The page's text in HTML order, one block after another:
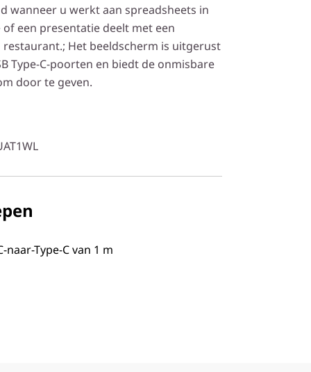
wanneer u werkt aan spreadsheets in
een presentatie deelt met een
Het beeldscherm is uitgerust
Type-C-poorten en biedt de onmisbare
door te geven.
naar-Type-C van 1 m